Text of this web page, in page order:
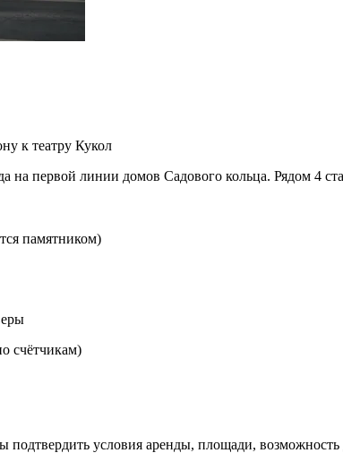
к театру Кукол
первой линии домов Садового кольца. Рядом 4
памятником)
счётчикам)
подтвердить условия аренды, площади,